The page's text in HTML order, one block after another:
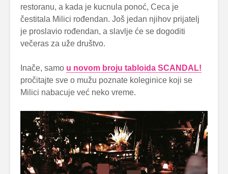
restoranu, a kada je kucnula ponoć, Ceca je
čestitala Milici rođendan. Još jedan njihov prijatelj
je proslavio rođendan, a slavlje će se dogoditi
večeras za uže društvo.
Inače, samo u novom broju tabloida SCANDAL!
pročitajte sve o mužu poznate koleginice koji se
Milici nabacuje već neko vreme.